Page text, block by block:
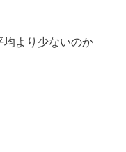
均より少ないのか